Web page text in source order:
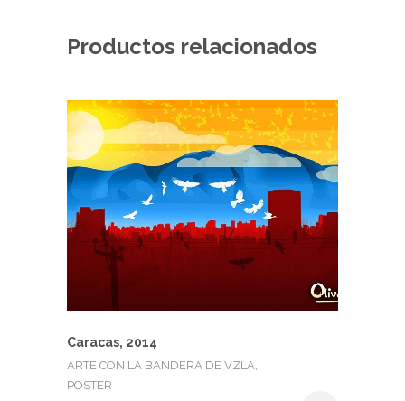
Productos relacionados
Caracas, 2014
ARTE CON LA BANDERA DE VZLA,
POSTER